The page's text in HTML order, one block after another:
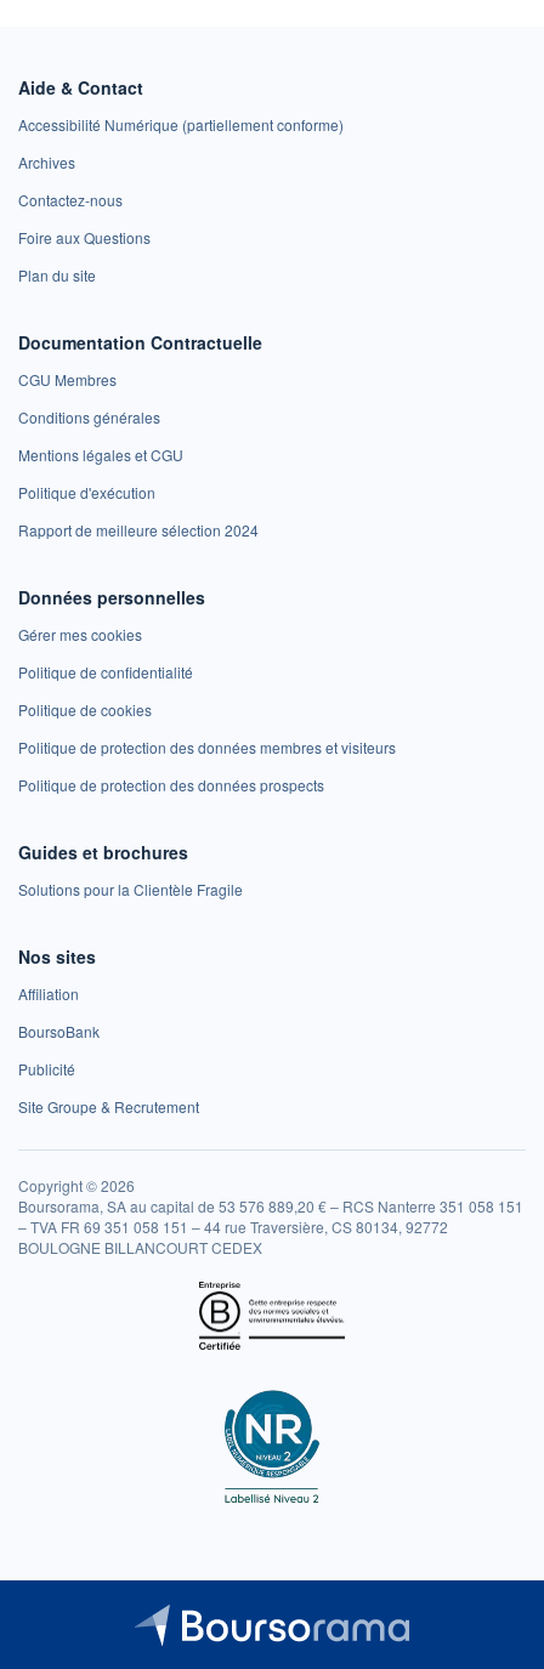
Aide & Contact
Accessibilité Numérique (partiellement conforme)
Archives
Contactez-nous
Foire aux Questions
Plan du site
Documentation Contractuelle
CGU Membres
Conditions générales
Mentions légales et CGU
Politique d'exécution
Rapport de meilleure sélection 2024
Données personnelles
Gérer mes cookies
Politique de confidentialité
Politique de cookies
Politique de protection des données membres et visiteurs
Politique de protection des données prospects
Guides et brochures
Solutions pour la Clientèle Fragile
Nos sites
Affiliation
BoursoBank
Publicité
Site Groupe & Recrutement
Copyright © 2026
Boursorama, SA au capital de 53 576 889,20 € – RCS Nanterre 351 058 151
– TVA FR 69 351 058 151 – 44 rue Traversière, CS 80134, 92772
BOULOGNE BILLANCOURT CEDEX